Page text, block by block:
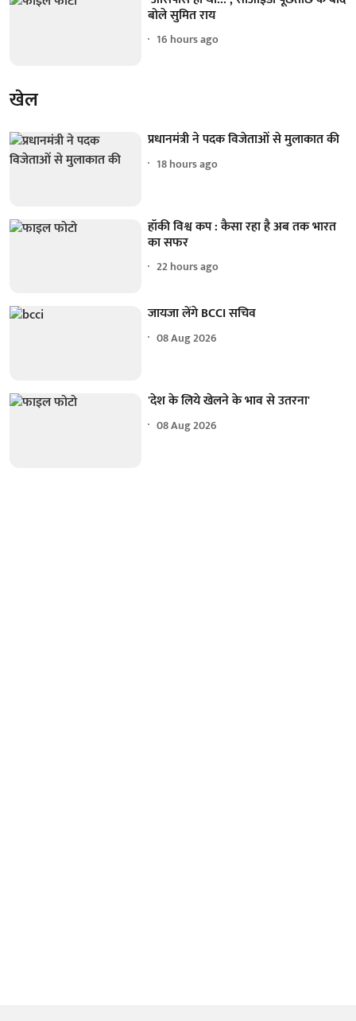
बोले सुमित राय
16 hours ago
खेल
प्रधानमंत्री ने पदक विजेताओं से मुलाकात की
18 hours ago
हॉकी विश्व कप : कैसा रहा है अब तक भारत
का सफर
22 hours ago
जायजा लेंगे BCCI सचिव
08 Aug 2026
'देश के लिये खेलने के भाव से उतरना'
08 Aug 2026